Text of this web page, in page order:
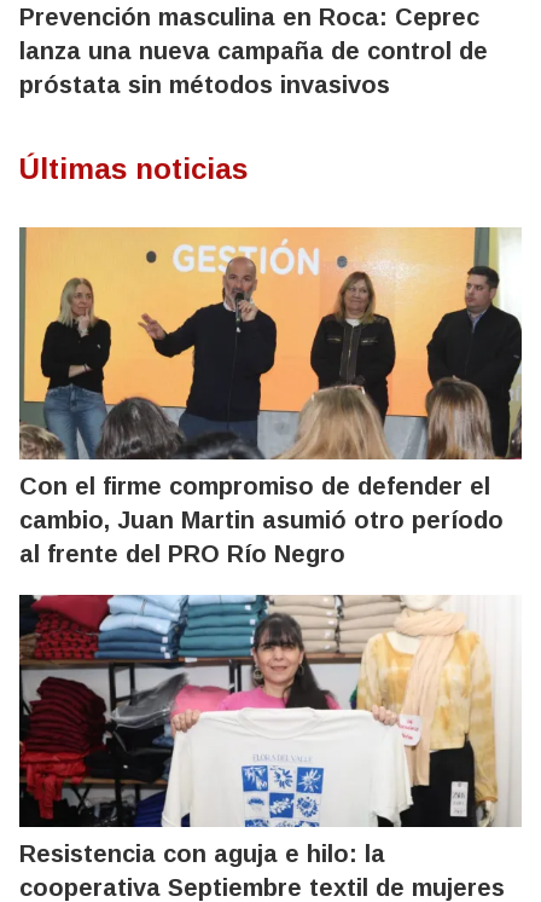
Prevención masculina en Roca: Ceprec
lanza una nueva campaña de control de
próstata sin métodos invasivos
Últimas noticias
Con el firme compromiso de defender el
cambio, Juan Martin asumió otro período
al frente del PRO Río Negro
Resistencia con aguja e hilo: la
cooperativa Septiembre textil de mujeres